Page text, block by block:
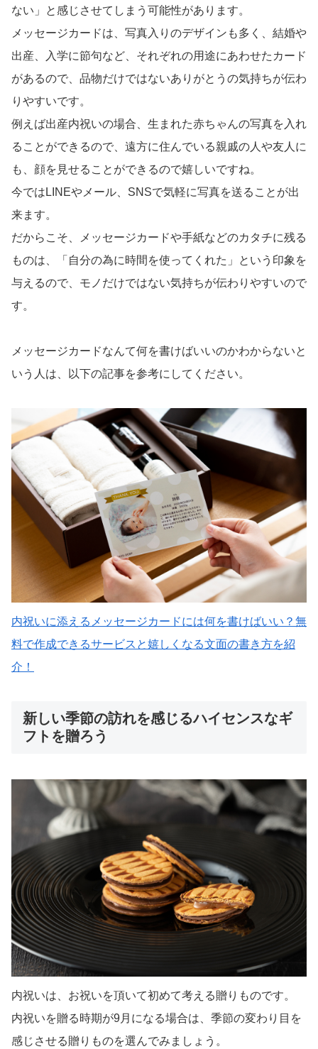
ない」と感じさせてしまう可能性があります。
メッセージカードは、写真入りのデザインも多く、結婚や
出産、入学に節句など、それぞれの用途にあわせたカード
があるので、品物だけではないありがとうの気持ちが伝わ
りやすいです。
例えば出産内祝いの場合、生まれた赤ちゃんの写真を入れ
ることができるので、遠方に住んでいる親戚の人や友人に
も、顔を見せることができるので嬉しいですね。
今ではLINEやメール、SNSで気軽に写真を送ることが出
来ます。
だからこそ、メッセージカードや手紙などのカタチに残る
ものは、「自分の為に時間を使ってくれた」という印象を
与えるので、モノだけではない気持ちが伝わりやすいので
す。
メッセージカードなんて何を書けばいいのかわからないと
いう人は、以下の記事を参考にしてください。
内祝いに添えるメッセージカードには何を書けばいい？無
料で作成できるサービスと嬉しくなる文面の書き方を紹
介！
新しい季節の訪れを感じるハイセンスなギ
フトを贈ろう
内祝いは、お祝いを頂いて初めて考える贈りものです。
内祝いを贈る時期が9月になる場合は、季節の変わり目を
感じさせる贈りものを選んでみましょう。